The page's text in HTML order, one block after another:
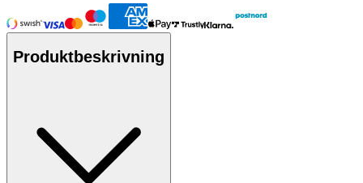
Produktbeskrivning